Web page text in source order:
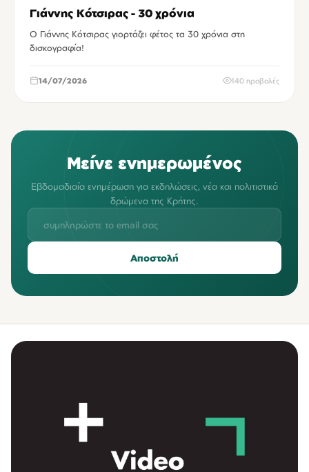
Γιάννης Κότσιρας - 30 χρόνια
Ο Γιάννης Κότσιρας γιορτάζει φέτος τα 30 χρόνια στη
δισκογραφία!
14/07/2026 140 προβολές
Μείνε ενημερωμένος
Εβδομαδιαία ενημέρωση για εκδηλώσεις, νέα και πολιτιστικά
δρώμενα της Κρήτης.
Αποστολή